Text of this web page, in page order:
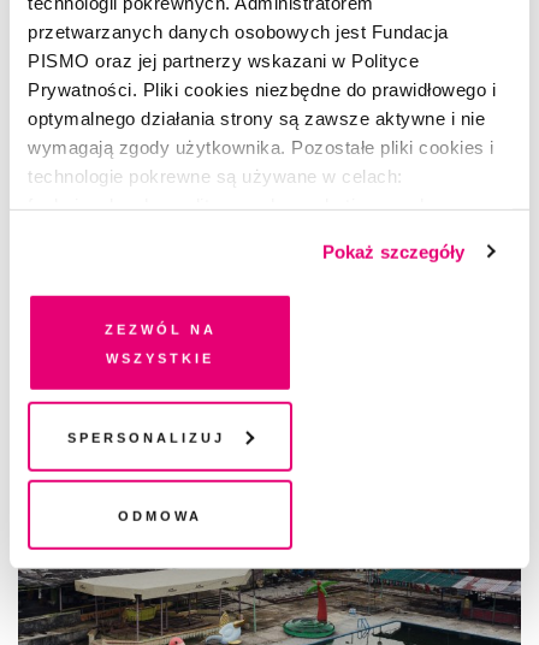
przetwarzanych danych osobowych jest Fundacja
PISMO oraz jej partnerzy wskazani w Polityce
Prywatności. Pliki cookies niezbędne do prawidłowego i
optymalnego działania strony są zawsze aktywne i nie
wymagają zgody użytkownika. Pozostałe pliki cookies i
technologie pokrewne są używane w celach:
dobrowolną zgodę na pliki cookies i technologie
pokrewne, zgadzasz się na przechowywanie informacji
na Twoim urządzeniu końcowym lub dostęp do niego i
przetwarzanie danych. Zgodę na wszystkie lub niektóre
chwili wycofać lub ponowić w zakładce "Ustawienia
plików cookie". Wycofanie zgody nie wpływa na
legalność przetwarzania danych przed jej wycofaniem
Pokaż szczegóły
Zezwól na
wszystkie
Spersonalizuj
Odmowa